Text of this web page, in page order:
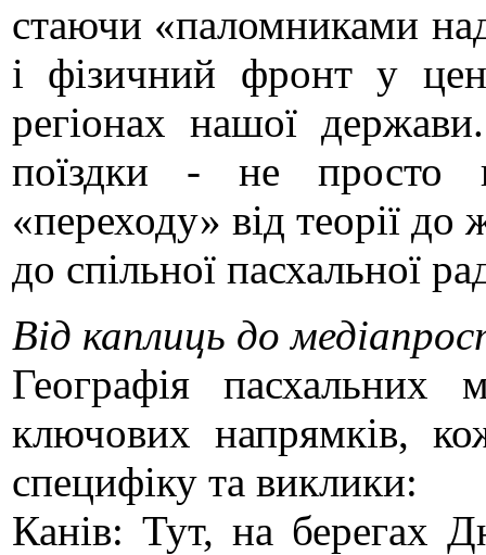
стаючи «паломниками
і фізичний фронт у
регіонах нашої
поїздки - не просто
«переходу» від теорії
до спільної пасхальної
Від каплиць до
Географія пасхальних
ключових напрямків,
специфіку та виклики:
Канів: Тут, на берегах